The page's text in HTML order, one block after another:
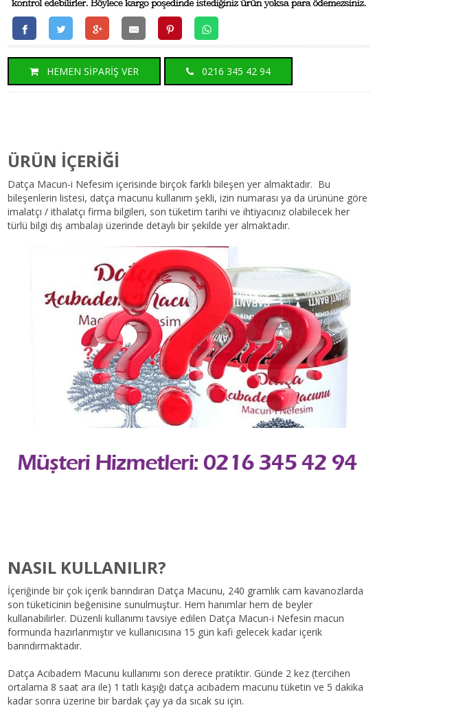
HEMEN SİPARİŞ VER 0216 345 42 94
ÜRÜN İÇERİĞİ
Datça Macun-i Nefesim içerisinde birçok farklı bileşen yer almaktadır. Bu
bileşenlerin listesi, datça macunu kullanım şekli, izin numarası ya da ürününe göre
imalatçı / ithalatçı firma bilgileri, son tüketim tarihi ve ihtiyacınız olabilecek her
türlü bilgi dış ambalajı üzerinde detaylı bir şekilde yer almaktadır.
NASIL KULLANILIR?
İçeriğinde bir çok içerik barındıran Datça Macunu, 240 gramlık cam kavanozlarda
son tüketicinin beğenisine sunulmuştur. Hem hanımlar hem de beyler
kullanabilirler. Düzenli kullanımı tavsiye edilen Datça Macun-i Nefesin macun
formunda hazırlanmıştır ve kullanıcısına 15 gün kafi gelecek kadar içerik
barındırmaktadır.
Datça Acıbadem Macunu kullanımı son derece pratiktir. Günde 2 kez (tercihen
ortalama 8 saat ara ile) 1 tatlı kaşığı datça acıbadem macunu tüketin ve 5 dakika
kadar sonra üzerine bir bardak çay ya da sıcak su için.